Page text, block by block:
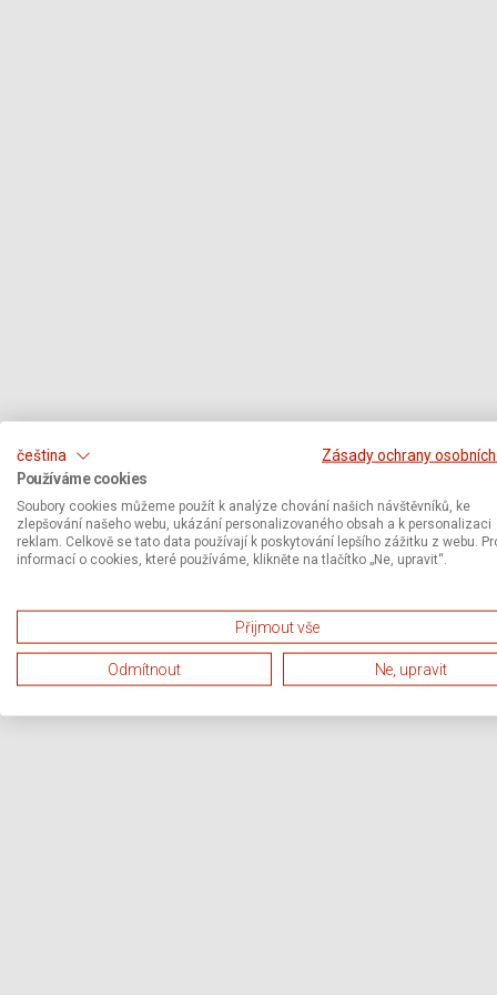
čeština
Zásady ochrany
Používáme cookies
Soubory cookies můžeme použít k analýze chování našich návštěvníků, ke
zlepšování našeho webu, ukázání personalizovaného obsah a k personalizaci
reklam. Celkově se tato data používají k poskytování lepšího zážitku z webu.
informací o cookies, které používáme, klikněte na tlačítko „Ne, upravit“.
Přijmout vše
Odmítnout Ne, upravit